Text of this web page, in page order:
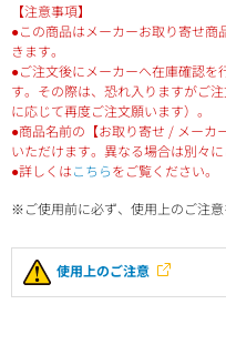
【注意事項】
●この商品はメーカーお取り寄せ商
きます。
●ご注文後にメーカーへ在庫確認を
す。その際は、恐れ入りますがご
に応じて再度ご注文願います）。
●商品名前の【お取り寄せ / メーカ
いただけます。異なる場合は別々に
●詳しくはこちらをご覧ください。
※ご使用前に必ず、使用上のご注意
使用上のご注意